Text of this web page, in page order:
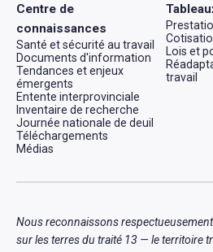
Centre de
connaissances
Santé et sécurité au travail
Documents d'information
Tendances et enjeux
émergents
Entente interprovinciale
Inventaire de recherche
Journée nationale de deuil
Téléchargements
Médias
Lois et
travail
Nous reconnaissons
sur les terres du traité 13 — le territoire